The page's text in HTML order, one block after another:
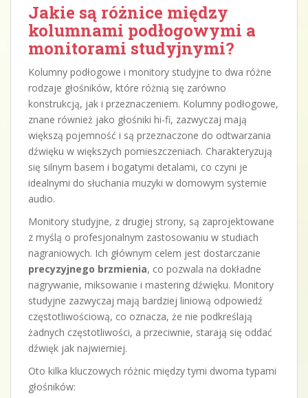
Jakie są różnice między
kolumnami podłogowymi a
monitorami studyjnymi?
Kolumny podłogowe i monitory studyjne to dwa różne
rodzaje głośników, które różnią się zarówno
konstrukcją, jak i przeznaczeniem. Kolumny podłogowe,
znane również jako głośniki hi-fi, zazwyczaj mają
większą pojemność i są przeznaczone do odtwarzania
dźwięku w większych pomieszczeniach. Charakteryzują
się silnym basem i bogatymi detalami, co czyni je
idealnymi do słuchania muzyki w domowym systemie
audio.
Monitory studyjne, z drugiej strony, są zaprojektowane
z myślą o profesjonalnym zastosowaniu w studiach
nagraniowych. Ich głównym celem jest dostarczanie
precyzyjnego brzmienia, co pozwala na dokładne
nagrywanie, miksowanie i mastering dźwięku. Monitory
studyjne zazwyczaj mają bardziej liniową odpowiedź
częstotliwościową, co oznacza, że nie podkreślają
żadnych częstotliwości, a przeciwnie, starają się oddać
dźwięk jak najwierniej.
Oto kilka kluczowych różnic między tymi dwoma typami
głośników: